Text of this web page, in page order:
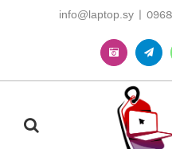
|
info@laptop.sy
Telegram
Instagram